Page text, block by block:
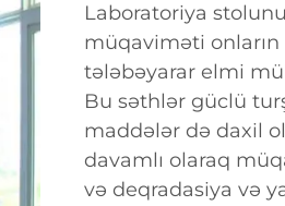
Laboratoriya
müqaviməti onların
tələbəyarar elmi
Bu səthlər güclü
maddələr də daxil
davamlı olaraq
və deqradasiya və